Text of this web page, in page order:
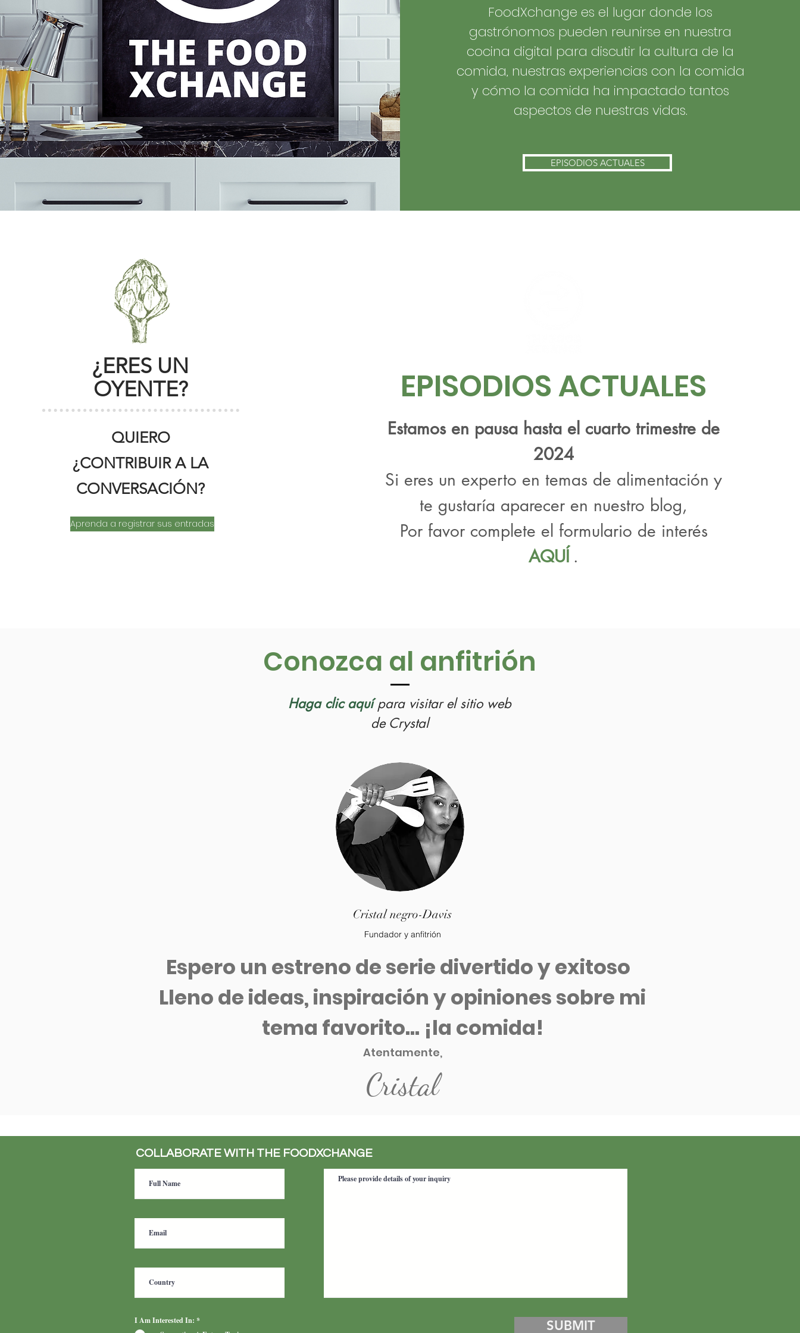
FoodXchange es el lugar donde los
gastrónomos pueden reunirse en nuestra
cocina digital para discutir la cultura de la
comida, nuestras experiencias con la comida
y cómo la comida ha impactado tantos
aspectos de nuestras vidas.
EPISODIOS ACTUALES
¿ERES UN
OYENTE?
QUIERO
¿CONTRIBUIR A LA
CONVERSACIÓN?
Aprenda a registrar sus entradas
EPISODIOS ACTUALES
Estamos en pausa hasta el cuarto trimestre de
2024
Si eres un experto en temas de alimentación y
te gustaría aparecer en nuestro blog,
Por favor complete el formulario de interés
AQUÍ .
Conozca al anfitrión
Haga clic aquí para visitar el sitio web
de Crystal
Cristal negro-Davis
Fundador y anfitrión
Espero un estreno de serie divertido y exitoso
Lleno deideas, inspiración y opiniones sobre mi
tema favorito... ¡la comida!
Atentamente,
Cristal
COLLABORATE WITH THE FOODXCHANGE
I Am Interested In: *
SUBMIT